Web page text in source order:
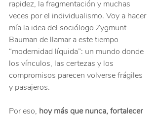
rapidez, la fragmentación y muchas
veces por el individualismo. Voy a hacer
mía la idea del sociólogo Zygmunt
Bauman de llamar a este tiempo
“modernidad líquida”: un mundo donde
los vínculos, las certezas y los
compromisos parecen volverse frágiles
y pasajeros.
Por eso, hoy más que nunca, fortalecer